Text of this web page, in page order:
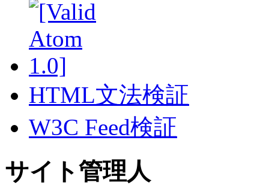
HTML文法検証
W3C Feed検証
サイト管理人